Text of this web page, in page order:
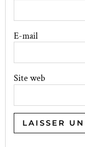
E-mail
Site web